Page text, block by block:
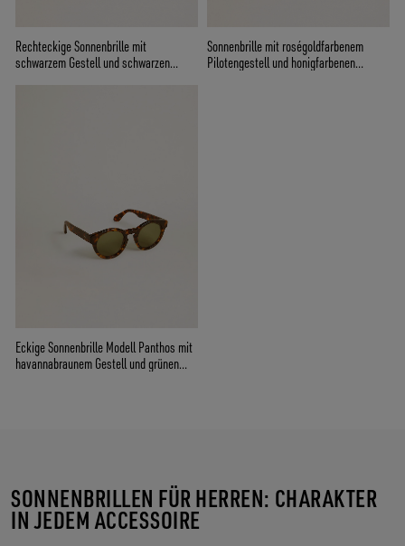
Rechteckige Sonnenbrille mit
schwarzem Gestell und schwarzen
Sonnenbrille mit roségoldfarbenem
Pilotengestell und honigfarbenen
Eckige Sonnenbrille Modell Panthos mit
havannabraunem Gestell und grünen
SONNENBRILLEN FÜR HERREN: CHARAKTER
IN JEDEM ACCESSOIRE